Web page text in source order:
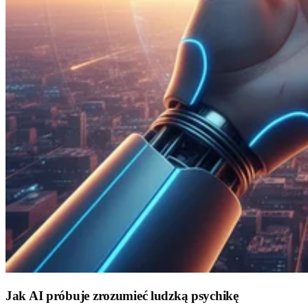
Jak AI próbuje zrozumieć ludzką psychikę